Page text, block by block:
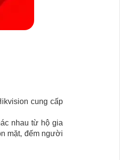
cung cấp
nhau từ hộ gia
mặt, đếm người